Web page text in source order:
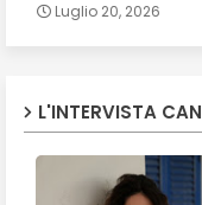
Luglio 20, 2026
L'INTERVISTA